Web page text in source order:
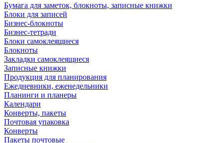
Бумага для заметок, блокноты, записные книжки
Блоки для записей
Бизнес-блокноты
Бизнес-тетради
Блоки самоклеящиеся
Блокноты
Закладки самоклеящиеся
Записные книжки
Продукция для планирования
Ежедневники, еженедельники
Планинги и планеры
Календари
Конверты, пакеты
Почтовая упаковка
Конверты
Пакеты почтовые